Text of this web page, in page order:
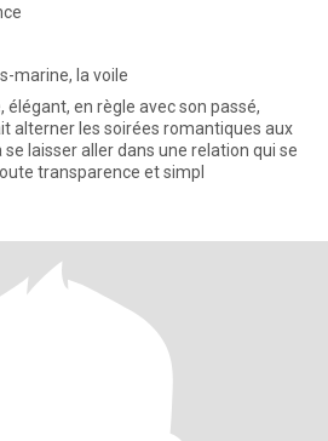
marine, la voile
en règle avec son passé,
alterner les soirées romantiques aux
laisser aller dans une relation qui se
transparence et simpl